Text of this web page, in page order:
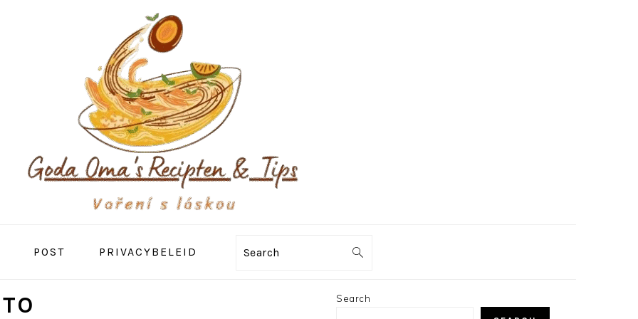
POST PRIVACYBELEID Search
PRIMARY
Search